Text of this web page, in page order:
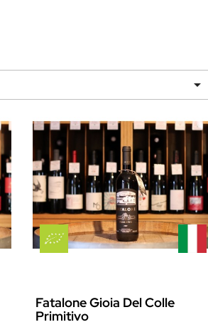

Fatalone Gioia Del Colle
Primitivo